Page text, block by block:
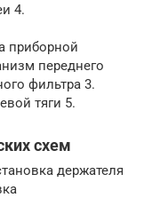
4.
приборной
переднего
фильтра 3.
тяги 5.
схем
держателя